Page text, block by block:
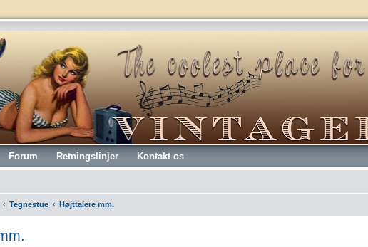
Forum Retningslinjer Kontakt os
Tegnestue Højttalere mm.